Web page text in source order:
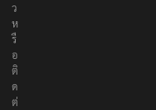
ว
ห
รื
อ
ติ
ด
ต่